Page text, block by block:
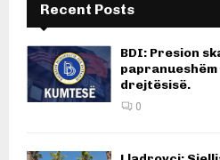
Recent Posts
BDI: Presion
papranueshëm
drejtësisë.
0